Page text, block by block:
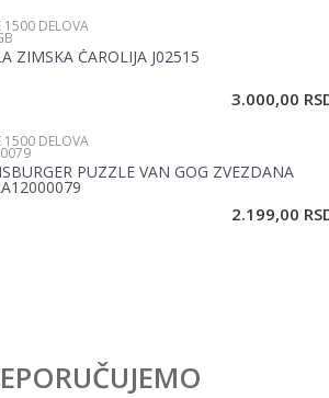
POŠALJI
1500 DELOVA
ZIMSKA ČAROLIJA J02515
3.000,00
1500 DELOVA
PUZZLE VAN GOG ZVEZDANA
2.199,00